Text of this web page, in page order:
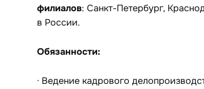
филиалов: Санкт-Петербург,
в России.
Обязанности:
· Ведение кадрового